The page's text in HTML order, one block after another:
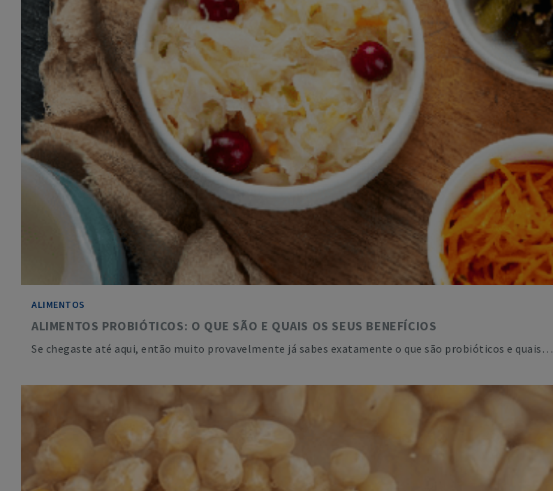
ALIMENTOS
ALIMENTOS PROBIÓTICOS: O QUE SÃO E QUAIS OS SEUS BENEFÍCIOS
Se chegaste até aqui, então muito provavelmente já sabes exatamente o que são probióticos e quais…